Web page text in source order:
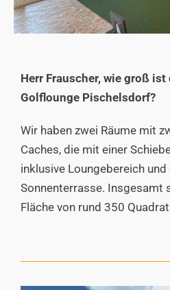
Herr Frauscher, wie groß
Golflounge Pischelsdorf?
Wir haben zwei Räume mit
Caches, die mit einer
inklusive Loungebereich
Sonnenterrasse. Insgesamt
Fläche von rund 350